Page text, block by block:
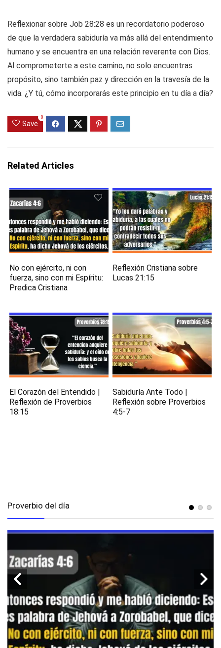
Reflexionar sobre Job 28:28 es un recordatorio poderoso
de que la verdadera sabiduría va más allá del entendimiento
humano y se encuentra en una relación reverente con Dios.
Al comprometerte a este camino, no solo encuentras
propósito, sino también paz y dirección en la travesía de la
vida. ¿Y tú, cómo incorporarás este principio en tu día a día?
Save
0
Related Articles
No con ejército, ni con
fuerza, sino con mi Espíritu:
Predica Cristiana
Reflexión Cristiana sobre
Lucas 21:15
El Corazón del Entendido |
Reflexión de Proverbios
18:15
Sabiduría Ante Todo |
Reflexión sobre Proverbios
4:5-7
Proverbio del día